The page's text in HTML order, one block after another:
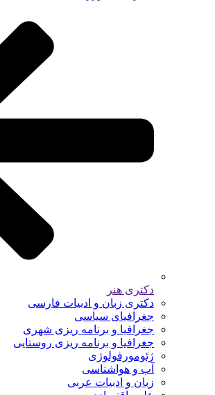
دکتری هنر
دکتری زبان و ادبیات فارسی
جغرافیای سیاسی
جغرافیا و برنامه ریزی شهری
جغرافیا و برنامه ریزی روستایی
ژئومورفولوژی
آب و هواشناسی
زبان و ادبیات عربی